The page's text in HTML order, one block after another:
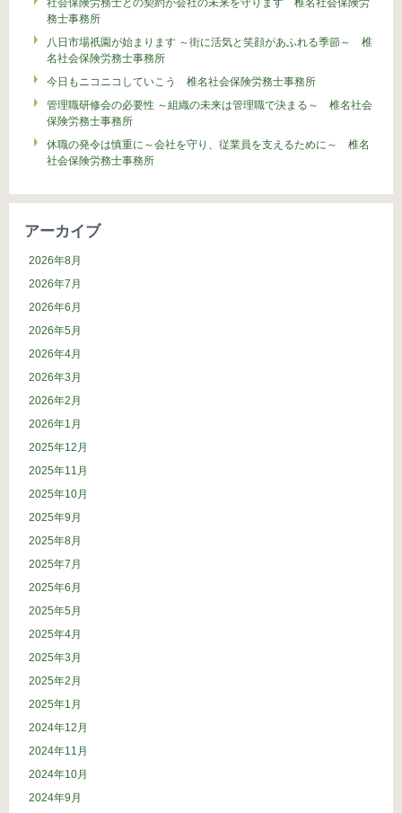
社会保険労務士との契約が会社の未来を守ります 椎名社会保険労
務士事務所
八日市場祇園が始まります ～街に活気と笑顔があふれる季節～ 椎
名社会保険労務士事務所
今日もニコニコしていこう 椎名社会保険労務士事務所
管理職研修会の必要性 ～組織の未来は管理職で決まる～ 椎名社会
保険労務士事務所
休職の発令は慎重に～会社を守り、従業員を支えるために～ 椎名
社会保険労務士事務所
アーカイブ
2026年8月
2026年7月
2026年6月
2026年5月
2026年4月
2026年3月
2026年2月
2026年1月
2025年12月
2025年11月
2025年10月
2025年9月
2025年8月
2025年7月
2025年6月
2025年5月
2025年4月
2025年3月
2025年2月
2025年1月
2024年12月
2024年11月
2024年10月
2024年9月